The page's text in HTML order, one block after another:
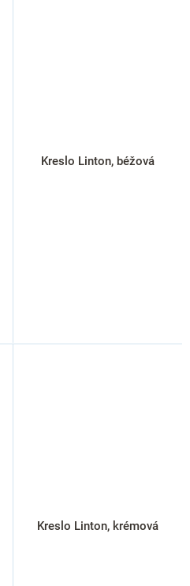
Kreslo Linton, béžová
Kreslo Linton, krémová